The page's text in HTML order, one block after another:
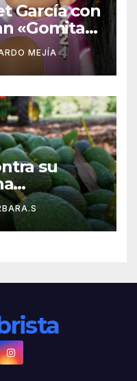
García con
«Gomita
MEJÍA
su